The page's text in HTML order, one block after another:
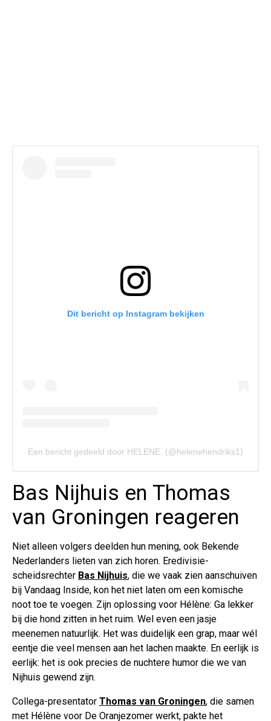
Dit bericht op Instagram bekijken
Een bericht gedeeld door HELENE. (@helenehendriks1)
Bas Nijhuis en Thomas
van Groningen reageren
Niet alleen volgers deelden hun mening, ook Bekende
Nederlanders lieten van zich horen. Eredivisie-
scheidsrechter Bas Nijhuis, die we vaak zien aanschuiven
bij Vandaag Inside, kon het niet laten om een komische
noot toe te voegen. Zijn oplossing voor Hélène: Ga lekker
bij die hond zitten in het ruim. Wel even een jasje
meenemen natuurlijk. Het was duidelijk een grap, maar wél
eentje die veel mensen aan het lachen maakte. En eerlijk is
eerlijk: het is ook precies de nuchtere humor die we van
Nijhuis gewend zijn.
Collega-presentator Thomas van Groningen, die samen
met Hélène voor De Oranjezomer werkt, pakte het